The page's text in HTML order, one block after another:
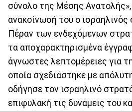
σύνολο της Μέσης Ανατολής»,
ανακοίνωσή του ο ισραηλινός
Πέραν των ενδεχόμενων
τα αποχαρακτηρισμένα
άγνωστες λεπτομέρειες για
οποία σχεδιάστηκε με
οδήγησε τον ισραηλινό
επιφυλακή τις δυνάμεις του